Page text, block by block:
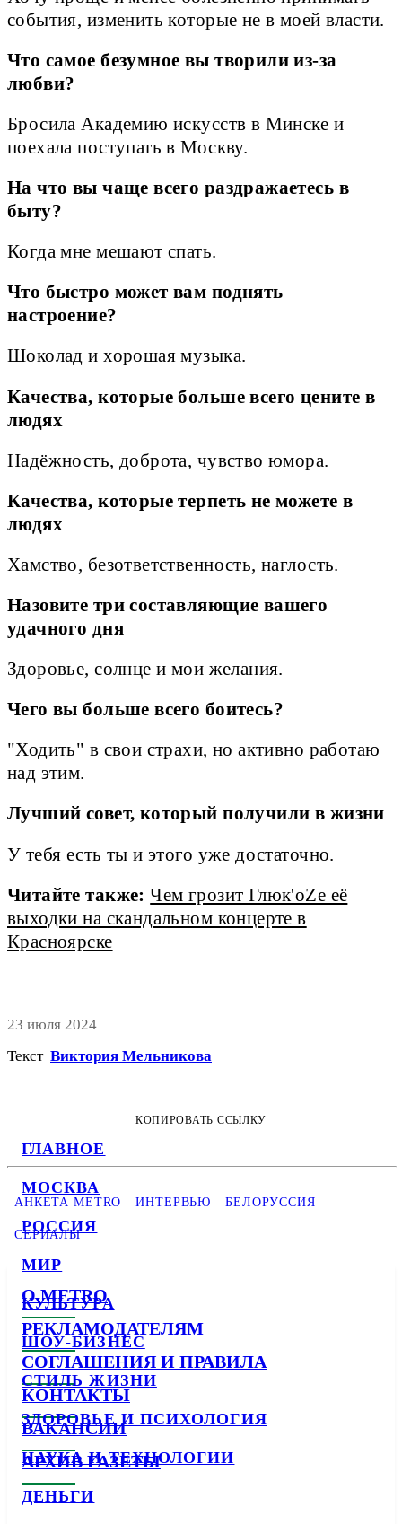
ГЛАВНОЕ
МОСКВА
РОССИЯ
МИР
КУЛЬТУРА
ШОУ-БИЗНЕС
СТИЛЬ ЖИЗНИ
ЗДОРОВЬЕ И ПСИХОЛОГИЯ
НАУКА И ТЕХНОЛОГИИ
ДЕНЬГИ
события, изменить которые не в моей власти.
Что самое безумное вы творили из-за
любви?
Бросила Академию искусств в Минске и
поехала поступать в Москву.
На что вы чаще всего раздражаетесь в
быту?
Когда мне мешают спать.
Что быстро может вам поднять
настроение?
Шоколад и хорошая музыка.
Качества, которые больше всего цените в
людях
Надёжность, доброта, чувство юмора.
Качества, которые терпеть не можете в
людях
Хамство, безответственность, наглость.
Назовите три составляющие вашего
удачного дня
Здоровье, солнце и мои желания.
Чего вы больше всего боитесь?
"Ходить" в свои страхи, но активно работаю
над этим.
Лучший совет, который получили в жизни
У тебя есть ты и этого уже достаточно.
Читайте также:Чем грозит Глюк'оZе её
выходки на скандальном концерте в
Красноярске
23 июля 2024
Текст Виктория Мельникова
КОПИРОВАТЬ ССЫЛКУ
АНКЕТА METRO ИНТЕРВЬЮ БЕЛОРУССИЯ
СЕРИАЛЫ
О METRO
РЕКЛАМОДАТЕЛЯМ
СОГЛАШЕНИЯ И ПРАВИЛА
КОНТАКТЫ
ВАКАНСИИ
АРХИВ ГАЗЕТЫ